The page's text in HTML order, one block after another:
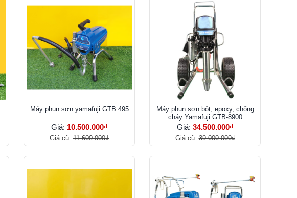
Máy phun sơn yamafuji GTB 495
Giá: 10.500.000₫
Giá cũ: 11.600.000₫
Máy phun sơn bột, epoxy, chống
cháy Yamafuji GTB-8900
Giá: 34.500.000₫
Giá cũ:39.000.000₫